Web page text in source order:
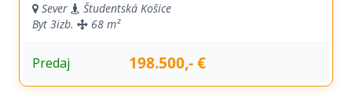
Sever
Študentská Košice
Byt 3izb. 68 m²
Predaj 198.500,- €